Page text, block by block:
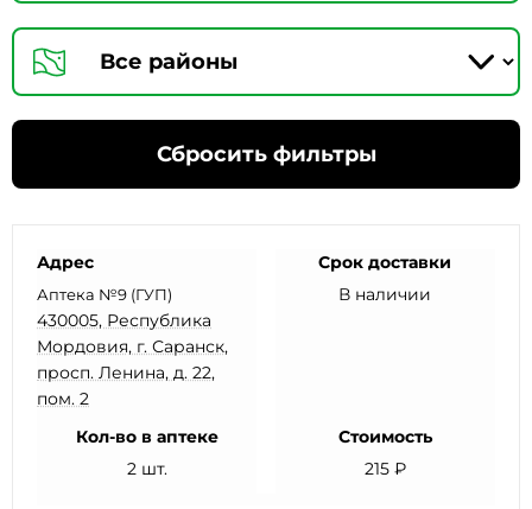
Сбросить фильтры
Адрес
Аптека №9 (ГУП)
430005, Республика
Мордовия, г. Саранск,
просп. Ленина, д. 22,
пом. 2
Срок доставки
В наличии
Кол-во в аптеке
2 шт.
Стоимость
215 ₽